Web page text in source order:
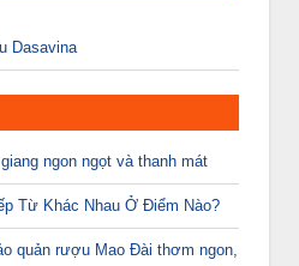
Dasavina
ngon ngọt và thanh mát
Từ Khác Nhau Ở Điểm Nào?
quản rượu Mao Đài thơm ngon,